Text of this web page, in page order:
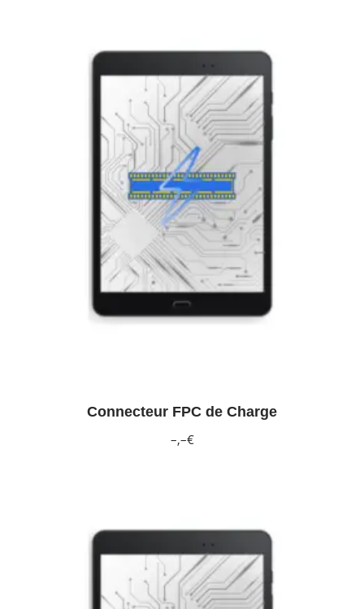
Connecteur FPC de Charge
–,–€